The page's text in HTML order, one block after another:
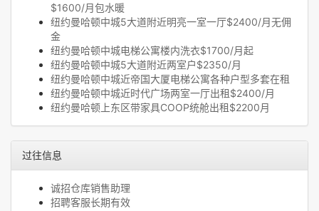
$1600/月包水暖
纽约曼哈顿中城5大道附近明亮一室一厅$2400/月无佣
金
纽约曼哈顿中城电梯公寓楼内洗衣$1700/月起
纽约曼哈顿中城5大道附近两室户$2350/月
纽约曼哈顿中城近帝国大厦电梯公寓各种户型多套在租
纽约曼哈顿中城近时代广场两室一厅出租$2400/月
纽约曼哈顿上东区带家具COOP统舱出租$2200月
过往信息
诚招仓库销售助理
招聘客服长期有效